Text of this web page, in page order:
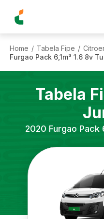
Home / Tabela Fipe /
Furgao Pack 6,1m³ 1.6 8v
Tabela
2020 Furgao Pack